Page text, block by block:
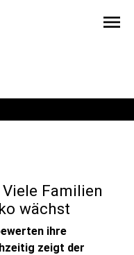
menu
Familien
wächst
ihre
zeigt der